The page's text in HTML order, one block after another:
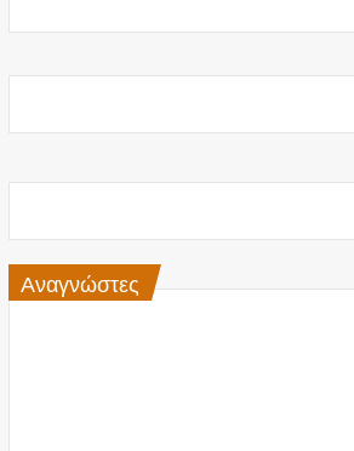
Αναγνώστες